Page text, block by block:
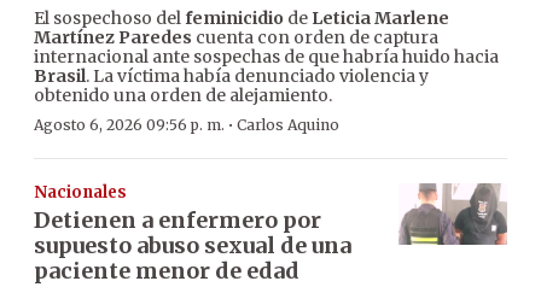
El sospechoso delfeminicidio de Leticia Marlene
Martínez Paredes cuenta con orden de captura
internacional ante sospechas de que habría huido hacia
Brasil. La víctima había denunciado violencia y
obtenido una orden de alejamiento.
Agosto 6, 2026 09:56 p. m. · Carlos Aquino
Nacionales
Detienen a enfermero por
supuesto abuso sexual de una
paciente menor de edad